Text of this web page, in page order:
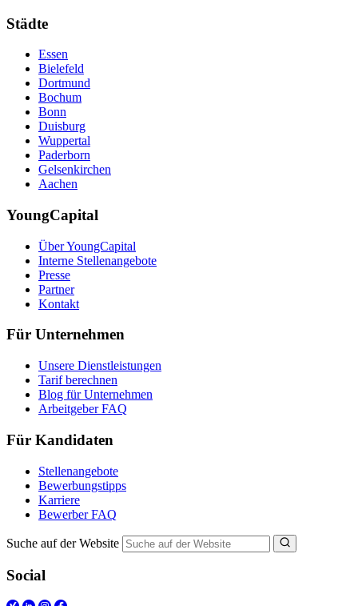
Städte
Essen
Bielefeld
Dortmund
Bochum
Bonn
Duisburg
Wuppertal
Paderborn
Gelsenkirchen
Aachen
YoungCapital
Über YoungCapital
Interne Stellenangebote
Presse
Partner
Kontakt
Für Unternehmen
Unsere Dienstleistungen
Tarif berechnen
Blog für Unternehmen
Arbeitgeber FAQ
Für Kandidaten
Stellenangebote
Bewerbungstipps
Karriere
Bewerber FAQ
Suche auf der Website
Social